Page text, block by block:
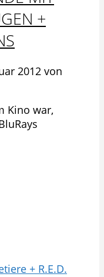
+
2012 von
Kino war,
+ R.E.D.